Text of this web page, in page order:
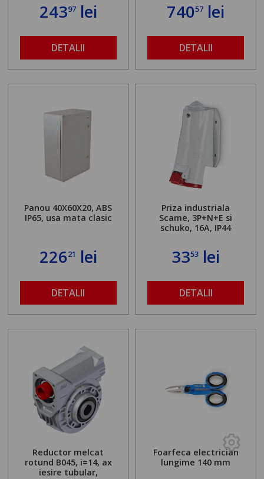
24397lei
DETALII
74057 lei
DETALII
Panou 40X60X20, ABS
IP65, usa mata clasic
22621 lei
DETALII
Priza industriala
Scame, 3P+N+E si
schuko, 16A, IP44
3353 lei
DETALII
Reductor melcat
rotund B045, i=14, ax
iesire tubular,
Foarfeca electrician
lungime 140 mm